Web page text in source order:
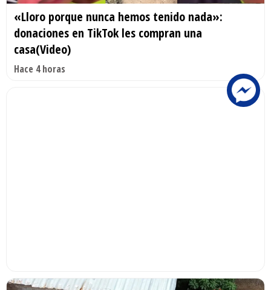
«Lloro porque nunca hemos tenido nada»:
donaciones en TikTok les compran una
casa(Video)
Hace 4 horas